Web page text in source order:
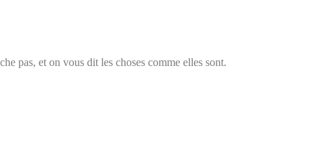
pas, et on vous dit les choses comme elles sont.